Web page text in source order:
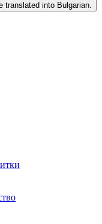
translated into Bulgarian.